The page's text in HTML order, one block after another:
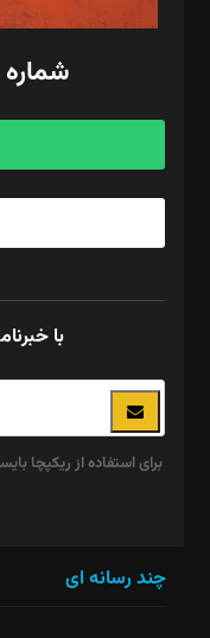
امور مالی: شاپور رهبری،
آگهی و مشترکین: ۰۹۱۹۹۹۹۰۴۵۴
شماره ۱۴۷ - مرداد ۱۴۰۵
با
چند رسانه ای